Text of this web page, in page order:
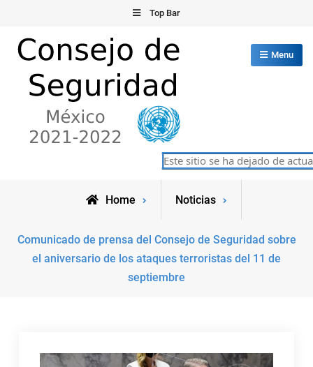
content
Top Bar
Consejo de Seguridad de las
Naciones Unidas
Menu
Este sitio se ha dejado de
Home Noticias
Comunicado de prensa del Consejo de Seguridad sobre
el aniversario de los ataques terroristas del 11 de
septiembre